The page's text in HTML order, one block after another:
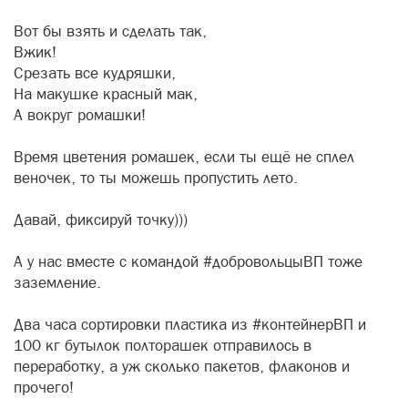
Вот бы взять и сделать так,
Вжик!
Срезать все кудряшки,
На макушке красный мак,
А вокруг ромашки!
Время цветения ромашек, если ты ещё не сплел
веночек, то ты можешь пропустить лето.
Давай, фиксируй точку)))
А у нас вместе с командой #добровольцыВП тоже
заземление.
Два часа сортировки пластика из #контейнерВП и
100 кг бутылок полторашек отправилось в
переработку, а уж сколько пакетов, флаконов и
прочего!